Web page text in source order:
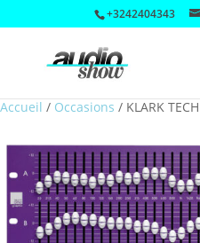
+3242404343
Accueil / Occasions / KLARK